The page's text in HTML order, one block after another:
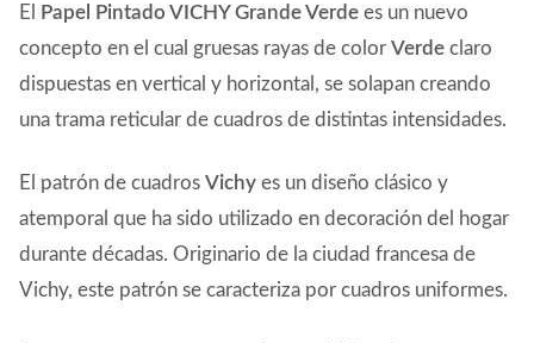
El Papel Pintado VICHY Grande Verde es un nuevo
concepto en el cual gruesas rayas de color Verde claro
dispuestas en vertical y horizontal, se solapan creando
una trama reticular de cuadros de distintas intensidades.
El patrón de cuadros Vichy es un diseño clásico y
atemporal que ha sido utilizado en decoración del hogar
durante décadas. Originario de la ciudad francesa de
Vichy, este patrón se caracteriza por cuadros uniformes.